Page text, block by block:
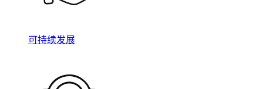
可持续发展